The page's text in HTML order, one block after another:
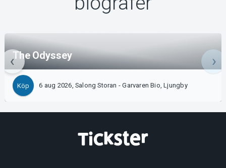
The Odyssey
Köp 6 aug 2026, Salong Storan - Garvaren Bio, Ljungby